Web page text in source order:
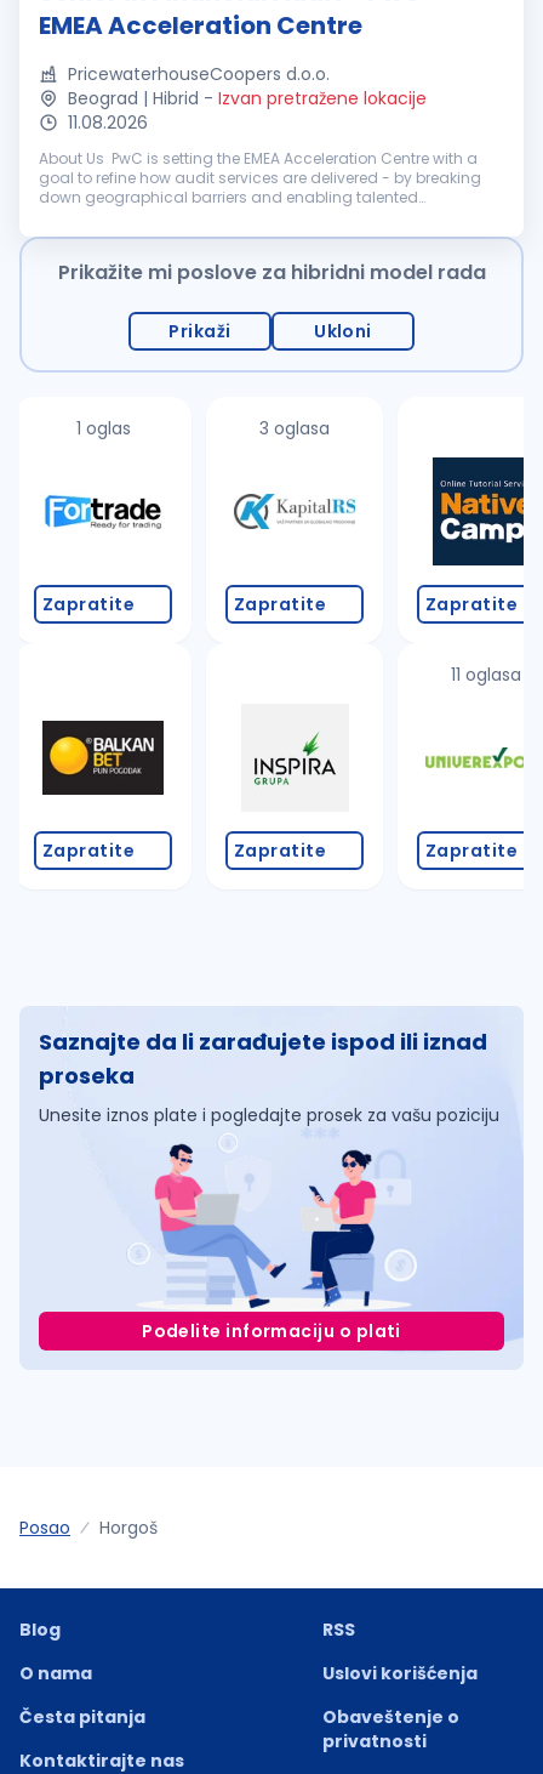
EMEA Acceleration Centre
PricewaterhouseCoopers d.o.o.
Beograd | Hibrid - Izvan pretražene lokacije
11.08.2026
About Us PwC is setting the EMEA Acceleration Centre with a
goal to refine how audit services are delivered - by breaking
down geographical barriers and enabling talented
audit engagements wi...
Prikažite mi poslove za hibridni model rada
Prikaži Ukloni
1 oglas
Zapratite
Zapratite
3 oglasa
Zapratite
Zapratite
Zapratite
11 oglasa
Zapratite
Saznajte da li zarađujete ispod ili iznad
proseka
Unesite iznos plate i pogledajte prosek za vašu poziciju
Podelite informaciju o plati
Posao Horgoš
Blog
O nama
Česta pitanja
Kontaktirajte nas
RSS
Uslovi korišćenja
Obaveštenje o
privatnosti